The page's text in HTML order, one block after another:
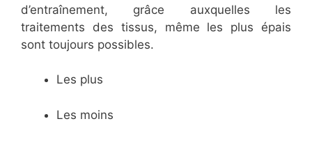
d’entraînement, grâce auxquelles les
traitements des tissus, même les plus épais
sont toujours possibles.
Les plus
Les moins